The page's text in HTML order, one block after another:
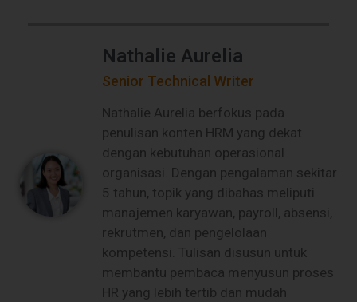
Nathalie Aurelia
Senior Technical Writer
Nathalie Aurelia berfokus pada
penulisan konten HRM yang dekat
dengan kebutuhan operasional
organisasi. Dengan pengalaman sekitar
5 tahun, topik yang dibahas meliputi
manajemen karyawan, payroll, absensi,
rekrutmen, dan pengelolaan
kompetensi. Tulisan disusun untuk
membantu pembaca menyusun proses
HR yang lebih tertib dan mudah